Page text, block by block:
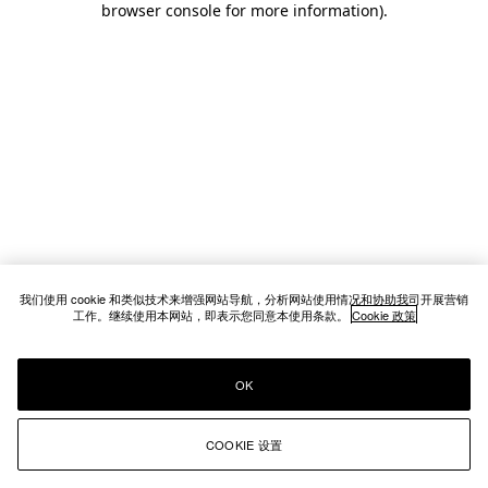
browser console for more information).
我们使用 cookie 和类似技术来增强网站导航，分析网站使用情况和协助我司开展营销
工作。继续使用本网站，即表示您同意本使用条款。 Cookie 政策
COOKIE 设置
OK